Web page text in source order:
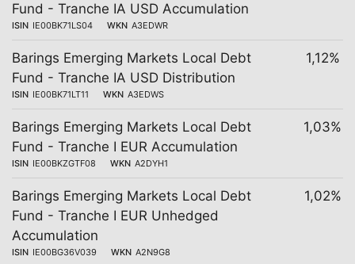
Fund - Tranche IA USD Accumulation
ISIN IE00BK71LS04 WKN A3EDWR
Barings Emerging Markets Local Debt
Fund - Tranche IA USD Distribution
ISIN IE00BK71LT11 WKN A3EDWS
1,12%
Barings Emerging Markets Local Debt
Fund - Tranche I EUR Accumulation
ISIN IE00BKZGTF08 WKN A2DYH1
1,03%
Barings Emerging Markets Local Debt
Fund - Tranche I EUR Unhedged
Accumulation
ISIN IE00BG36V039 WKN A2N9G8
1,02%